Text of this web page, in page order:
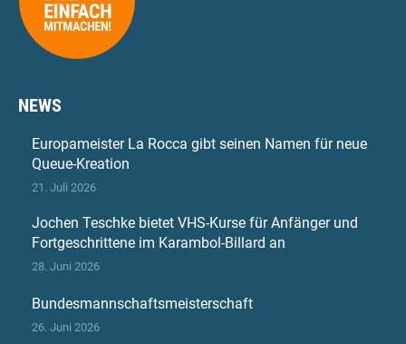
NEWS
Europameister La Rocca gibt seinen Namen für neue
Queue-Kreation
21. Juli 2026
Jochen Teschke bietet VHS-Kurse für Anfänger und
Fortgeschrittene im Karambol-Billard an
28. Juni 2026
Bundesmannschaftsmeisterschaft
26. Juni 2026